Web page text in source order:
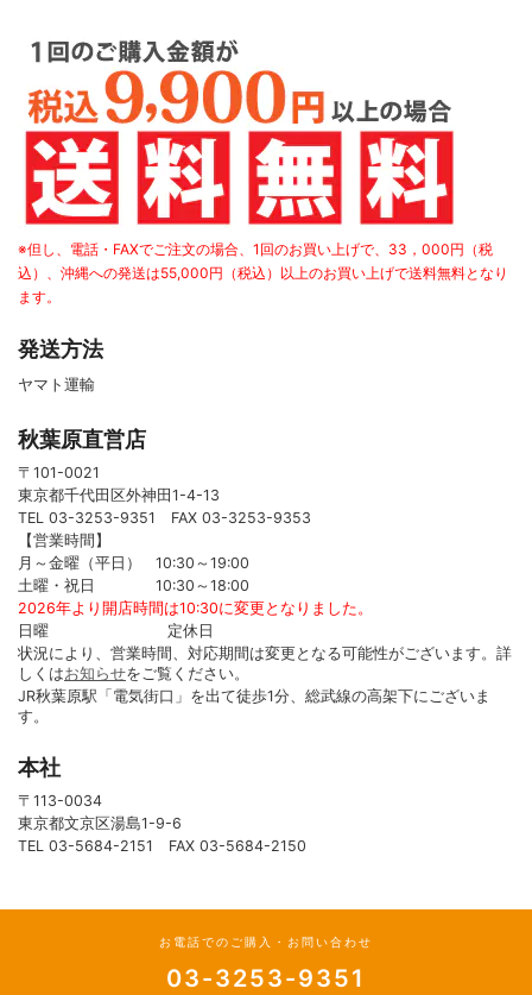
※但し、電話・FAXでご注文の場合、1回のお買い上げで、33，000円（税
込）、沖縄への発送は55,000円（税込）以上のお買い上げで送料無料となり
ます。
発送方法
ヤマト運輸
秋葉原直営店
〒101-0021
東京都千代田区外神田1-4-13
TEL 03-3253-9351 FAX 03-3253-9353
【営業時間】
月～金曜（平日） 10:30～19:00
土曜・祝日 10:30～18:00
2026年より開店時間は10:30に変更となりました。
日曜 定休日
状況により、営業時間、対応期間は変更となる可能性がございます。詳
しくはお知らせをご覧ください。
JR秋葉原駅「電気街口」を出て徒歩1分、総武線の高架下にございま
す。
本社
〒113-0034
東京都文京区湯島1-9-6
TEL 03-5684-2151 FAX 03-5684-2150
お電話でのご購入・お問い合わせ
03-3253-9351